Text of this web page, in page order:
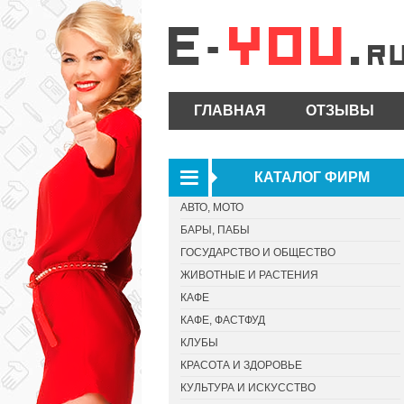
ГЛАВНАЯ ОТЗЫВЫ
КАТАЛОГ ФИРМ
АВТО, МОТО
БАРЫ, ПАБЫ
ГОСУДАРСТВО И ОБЩЕСТВО
ЖИВОТНЫЕ И РАСТЕНИЯ
КАФЕ
КАФЕ, ФАСТФУД
КЛУБЫ
КРАСОТА И ЗДОРОВЬЕ
КУЛЬТУРА И ИСКУССТВО